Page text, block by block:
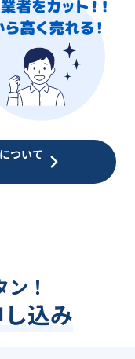
ついて
！
し込み